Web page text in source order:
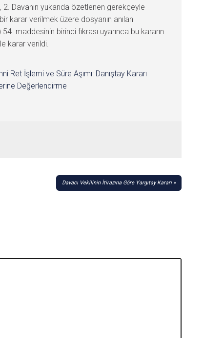
2. Davanın yukarıda özetlenen gerekçeyle
karar verilmek üzere dosyanın anılan
maddesinin birinci fıkrası uyarınca bu kararın
karar verildi.
Ret İşlemi ve Süre Aşımı: Danıştay Kararı
Değerlendirme
Davacı Vekilinin İtirazına Göre Yargıtay Kararı